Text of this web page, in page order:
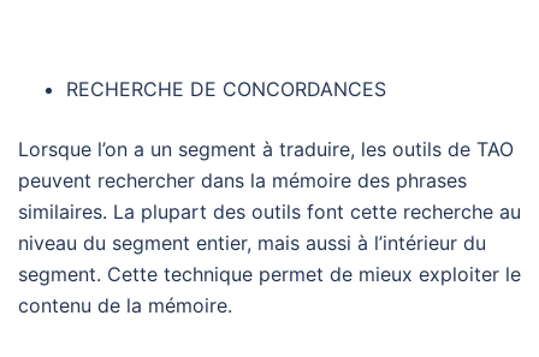
RECHERCHE DE CONCORDANCES
Lorsque l’on a un segment à traduire, les outils de TAO
peuvent rechercher dans la mémoire des phrases
similaires. La plupart des outils font cette recherche au
niveau du segment entier, mais aussi à l’intérieur du
segment. Cette technique permet de mieux exploiter le
contenu de la mémoire.